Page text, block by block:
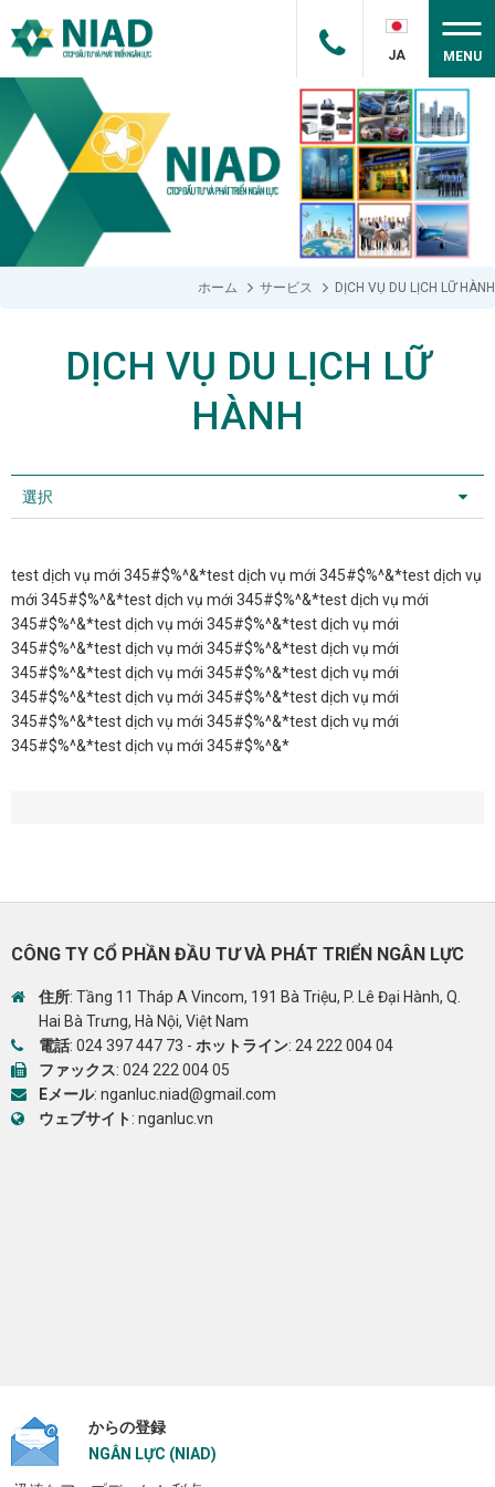
JA MENU
ホーム サービス DỊCH VỤ DU LỊCH LỮ HÀNH
DỊCH VỤ DU LỊCH LỮ
HÀNH
選択
test dịch vụ mới 345#$%^&*test dịch vụ mới 345#$%^&*test dịch vụ
mới 345#$%^&*test dịch vụ mới 345#$%^&*test dịch vụ mới
345#$%^&*test dịch vụ mới 345#$%^&*test dịch vụ mới
345#$%^&*test dịch vụ mới 345#$%^&*test dịch vụ mới
345#$%^&*test dịch vụ mới 345#$%^&*test dịch vụ mới
345#$%^&*test dịch vụ mới 345#$%^&*test dịch vụ mới
345#$%^&*test dịch vụ mới 345#$%^&*test dịch vụ mới
345#$%^&*test dịch vụ mới 345#$%^&*
CÔNG TY CỔ PHẦN ĐẦU TƯ VÀ PHÁT TRIỂN NGÂN LỰC
住所: Tầng 11 Tháp A Vincom, 191 Bà Triệu, P. Lê Đại Hành, Q.
Hai Bà Trưng, Hà Nội, Việt Nam
電話: 024 397 447 73 - ホットライン: 24 222 004 04
ファックス: 024 222 004 05
Eメール: nganluc.niad@gmail.com
ウェブサイト: nganluc.vn
からの登録
NGÂN LỰC (NIAD)